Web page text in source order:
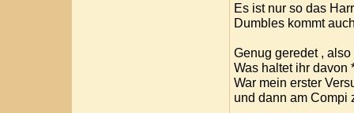
Es ist nur so das
Dumbles kommt
Genug geredet ,
Was haltet ihr davon
War mein erster
und dann am Compi